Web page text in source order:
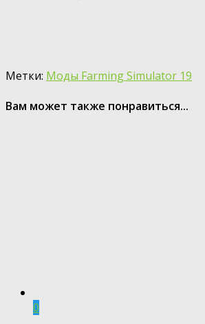
Метки: Моды Farming Simulator 19
Вам может также понравиться...
0